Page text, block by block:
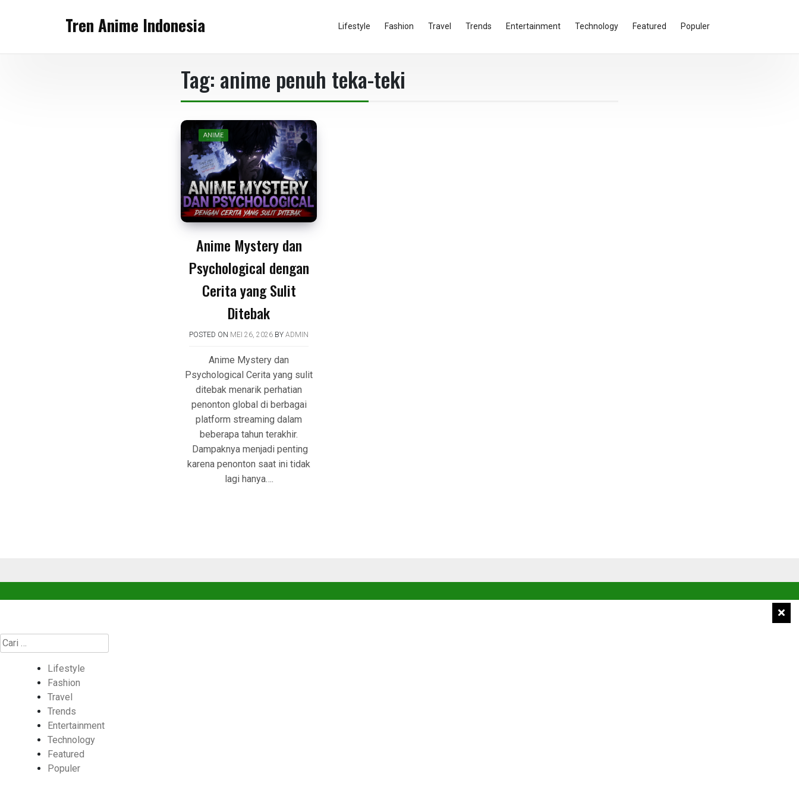
Tren Anime Indonesia Lifestyle Fashion Travel Trends Entertainment Technology Featured Populer
Tag: anime penuh teka-teki
ANIME
Anime Mystery dan
Psychological dengan
Cerita yang Sulit
Ditebak
POSTED ON MEI 26, 2026 BYADMIN
Anime Mystery dan
Psychological Cerita yang sulit
ditebak menarik perhatian
penonton global di berbagai
platform streaming dalam
beberapa tahun terakhir.
Dampaknya menjadi penting
karena penonton saat ini tidak
lagi hanya….
Cari
untuk:
Lifestyle
Fashion
Travel
Trends
Entertainment
Technology
Featured
Populer